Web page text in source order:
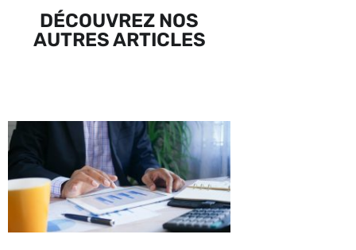
DÉCOUVREZ NOS
AUTRES ARTICLES